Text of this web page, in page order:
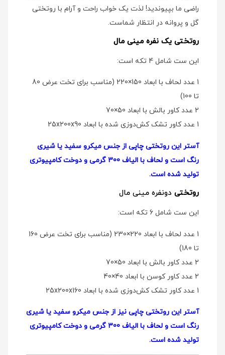
راضی ما بپیوندید! لذت یک خواب راحت و آرام با روتختی
گل و پروانه در انتظار شماست.
روتختی یک نفره مینی مال
این ست شامل 4 تکه است:
1 عدد لحاف با ابعاد 150×220 (مناسب برای تخت عرض 80
تا 100)
2 عدد کاور بالش با ابعاد 50×70
1 عدد کاور تشک کش‌دوزی شده با ابعاد 25x200x90
آستر این روتختی چاپی از جنس میکرو سفید یا شیری
رنگ است و لحاف با الیاف 300 گرمی و دوخت کامپیوتری
تولید شده است.
روتختی دو‌نفره مینی مال
این ست شامل 6 تکه است:
1 عدد لحاف با ابعاد 220×230 (مناسب برای تخت عرض 160
تا 180)
2 عدد کاور بالش با ابعاد 50×70
2 عدد کاور کوسن با ابعاد 40×40
1 عدد کاور تشک کش‌دوزی شده با ابعاد 25x200x160
آستر این روتختی چاپی نیز از جنس میکرو سفید یا شیری
رنگ است و لحاف با الیاف 300 گرمی و دوخت کامپیوتری
تولید شده است.